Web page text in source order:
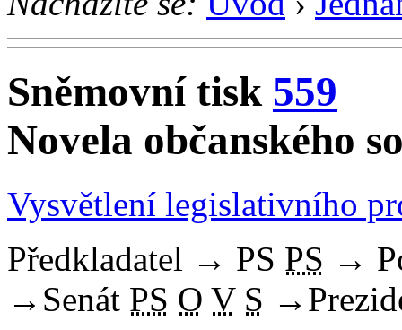
Sněmovní tisk 559
Novela občanského
Vysvětlení legislativního
Předkladatel → PS PS →
→ Senát PS O V S →